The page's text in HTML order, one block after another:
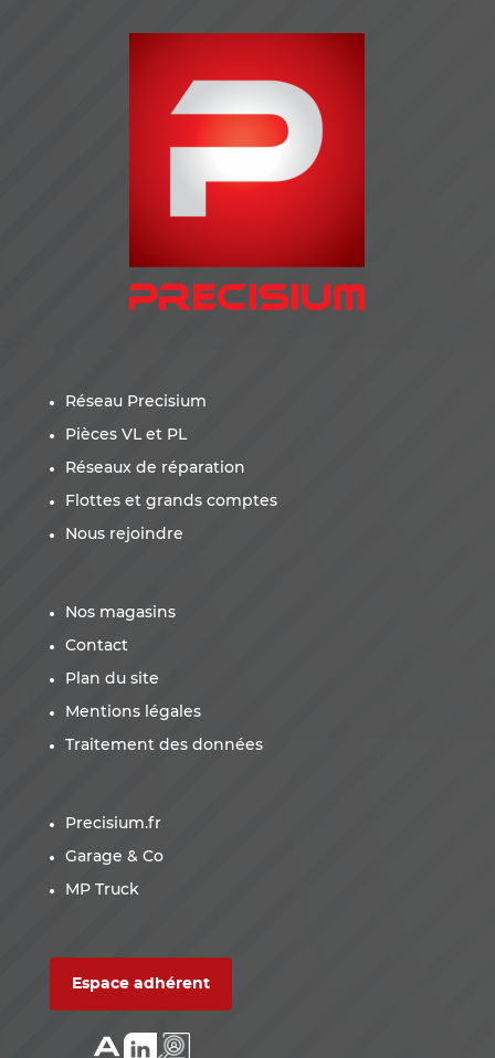
Réseau Precisium
Pièces VL et PL
Réseaux de réparation
Flottes et grands comptes
Nous rejoindre
Nos magasins
Contact
Plan du site
Mentions légales
Traitement des données
Precisium.fr
Garage & Co
MP Truck
Espace adhérent